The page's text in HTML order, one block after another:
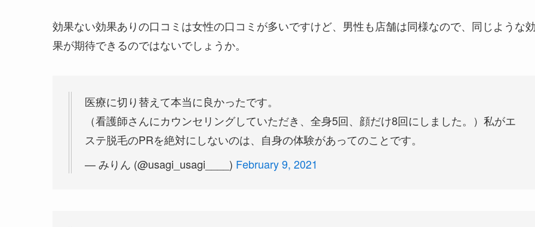
効果ない効果ありの口コミは女性の口コミが多いですけど、男性も店舗は同様なので、同じような
果が期待できるのではないでしょうか。
医療に切り替えて本当に良かったです。
（看護師さんにカウンセリングしていただき、全身5回、顔だけ8回にしました。）私がエ
ステ脱毛のPRを絶対にしないのは、自身の体験があってのことです。
— みりん (@usagi_usagi____) February 9, 2021